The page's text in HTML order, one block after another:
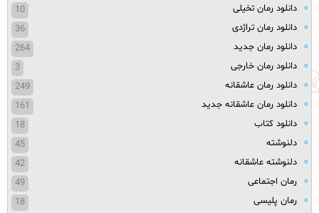
دانلود رمان تخیلی
10
دانلود رمان تراژدی
36
دانلود رمان جدید
264
دانلود رمان خارجی
3
دانلود رمان عاشقانه
249
دانلود رمان عاشقانه جدید
161
دانلود کتاب
18
دلنوشته
45
دلنوشته عاشقانه
42
رمان اجتماعی
49
رمان پلیسی
18